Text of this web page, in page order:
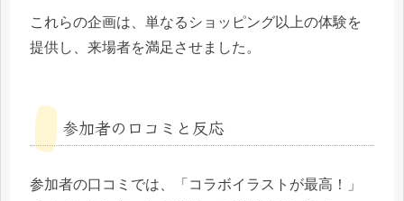
これらの企画は、単なるショッピング以上の体験を
提供し、来場者を満足させました。
参加者の口コミと反応
参加者の口コミでは、「コラボイラストが最高！」